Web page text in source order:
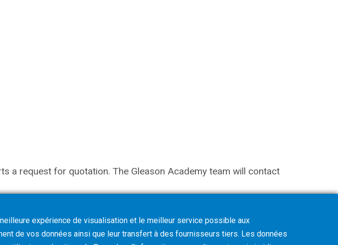
a request for quotation. The Gleason Academy team will contact
expérience de visualisation et le meilleur service possible aux
de vos données ainsi que leur transfert à des fournisseurs tiers. Les données